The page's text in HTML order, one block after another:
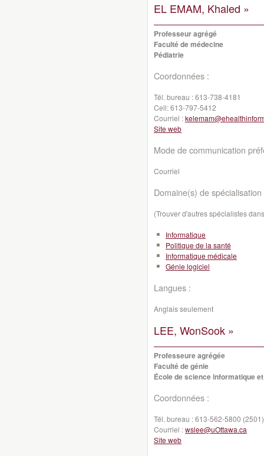
EL EMAM, Khaled »
Professeur agrégé
Faculté de médecine
Pédiatrie
Coordonnées :
Tél. bureau :613-738-4181
Cell:613-797-5412
Courriel :
Site web
Mode de communication
Courriel
Domaine(s) de spécialisation
(Trouver d'autres spécialistes
Informatique
Politique de la santé
Informatique médicale
Génie logiciel
Langues :
Anglais seulement
LEE, WonSook »
Professeure agrégée
Faculté de génie
École de science informatique
Coordonnées :
Tél. bureau :613-562-5800 (2501)
Courriel :wslee@uOttawa.ca
Site web